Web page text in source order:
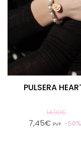
PULSERA
14,90€
7,45€ PVP 50%